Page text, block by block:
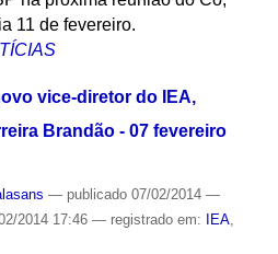
11 de fevereiro.
vice-diretor do IEA,
Brandão - 07 fevereiro
— publicado07/02/2014 —
2014 17:46 — registrado em: IEA,